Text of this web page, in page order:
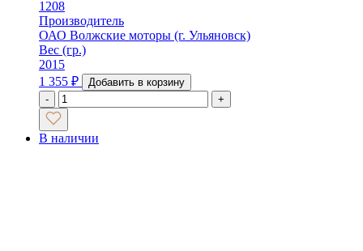
1208
Производитель
ОАО Волжские моторы (г. Ульяновск)
Вес (гр.)
2015
1 355 ₽
Добавить в корзину
-
+
В наличии